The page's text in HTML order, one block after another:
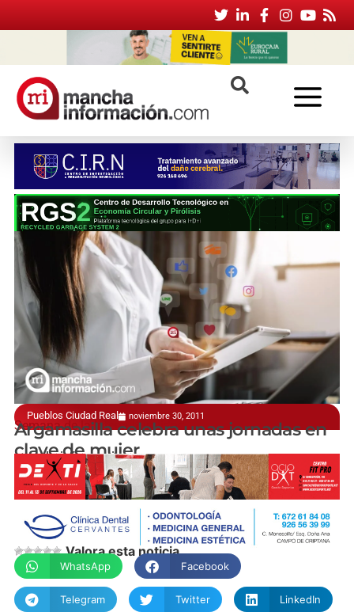
Pueblos Ciudad Real noviembre 30, 2011
Semana de la Interculturalidad
Argamasilla celebra unas jornadas en
clave de mujer
manchainformacion.com
Valora esta noticia
WhatsApp Facebook
Telegram Twitter LinkedIn